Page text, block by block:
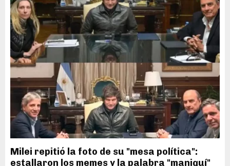
Milei repitió la foto de su "mesa política":
estallaron los memes y la palabra "maniquí"